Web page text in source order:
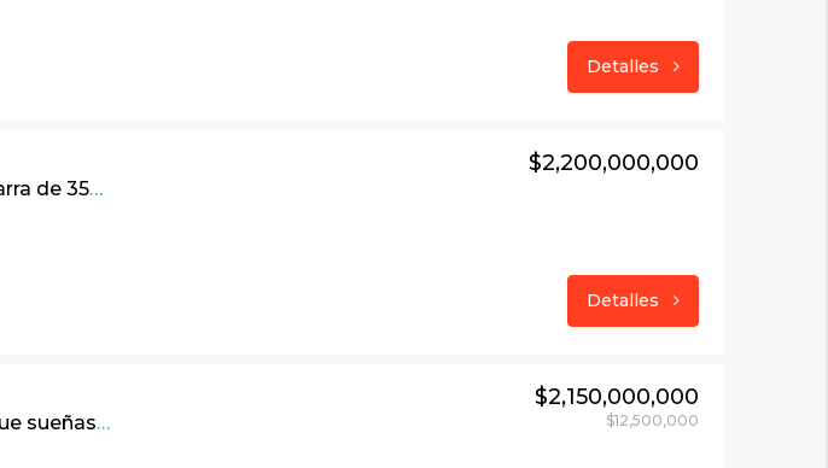
Detalles
Linda obra arquitectónica Rafael Ibarra de 354 m2 en Parque Residencial Teusacá, La Calera
$2,200,000,000
Detalles
Linda casa de 340m2 con todo lo que sueñas, en Arboretto, vía La Calera
$2,150,000,000
$12,500,000